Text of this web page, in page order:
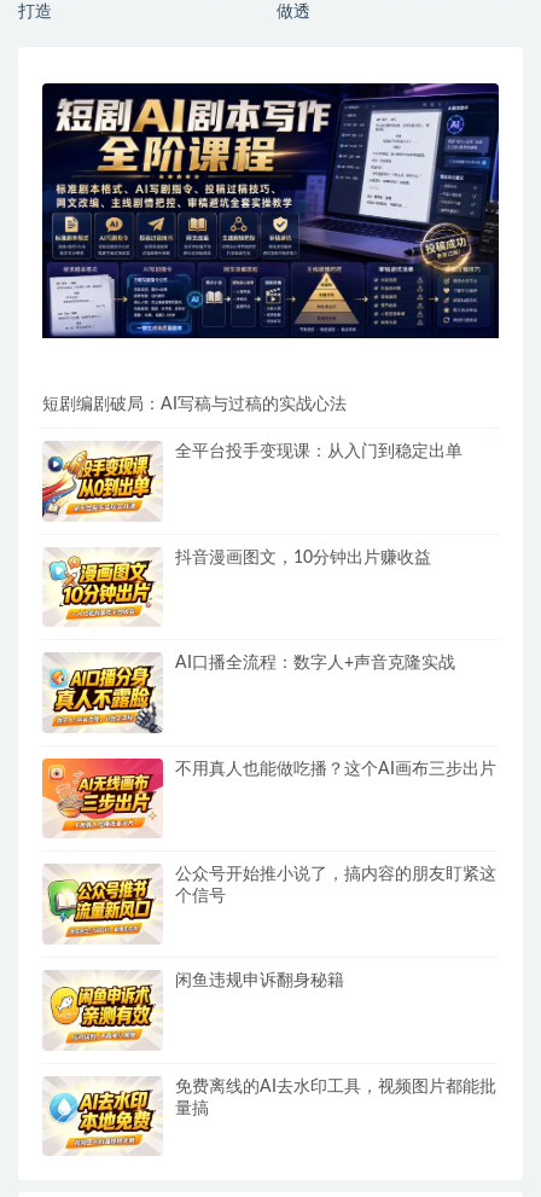
打造
做透
短剧编剧破局：AI写稿与过稿的实战心法
全平台投手变现课：从入门到稳定出单
抖音漫画图文，10分钟出片赚收益
AI口播全流程：数字人+声音克隆实战
不用真人也能做吃播？这个AI画布三步出片
公众号开始推小说了，搞内容的朋友盯紧这
个信号
闲鱼违规申诉翻身秘籍
免费离线的AI去水印工具，视频图片都能批
量搞